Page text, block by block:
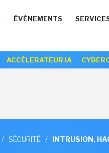
ÉVÉNEMENTS
ACCÉLERATEUR IA
/ SÉCURITÉ / INTRUSION,